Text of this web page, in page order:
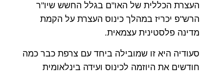
העצרת הכללית של האו"ם בגלל החשש שיו"ר
הרש"פ יכריז במהלך כינוס העצרת על הקמת
מדינה פלסטינית עצמאית.
סעודיה היא זו שמובילה ביחד עם צרפת כבר כמה
חודשים את היוזמה לכינוס ועידה בינלאומית